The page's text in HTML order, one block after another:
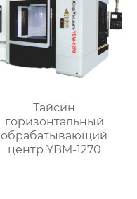
Тайсин
горизонтальный
обрабатывающий
центр YBM-1270